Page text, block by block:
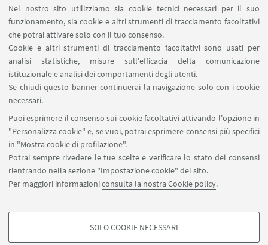
Nel nostro sito utilizziamo sia cookie tecnici necessari per il suo
funzionamento, sia cookie e altri strumenti di tracciamento facoltativi
che potrai attivare solo con il tuo consenso.
Cookie e altri strumenti di tracciamento facoltativi sono usati per
analisi statistiche, misure sull'efficacia della comunicazione
istituzionale e analisi dei comportamenti degli utenti.
Se chiudi questo banner continuerai la navigazione solo con i cookie
necessari.
Puoi esprimere il consenso sui cookie facoltativi attivando l'opzione in
"Personalizza cookie" e, se vuoi, potrai esprimere consensi più specifici
in "Mostra cookie di profilazione".
Potrai sempre rivedere le tue scelte e verificare lo stato dei consensi
rientrando nella sezione "Impostazione cookie" del sito.
Per maggiori informazioniconsulta la nostra Cookie policy.
COOKIE DI PROFILAZIONE - FACOLTATIVI
SOLO COOKIE NECESSARI
«
Precedenti
elementi Successivi
12
elementi
»
1 2 3 4 5 6
via Marsala 49, Bologna 40126
progetti.patrimonioculturale@unibo.it